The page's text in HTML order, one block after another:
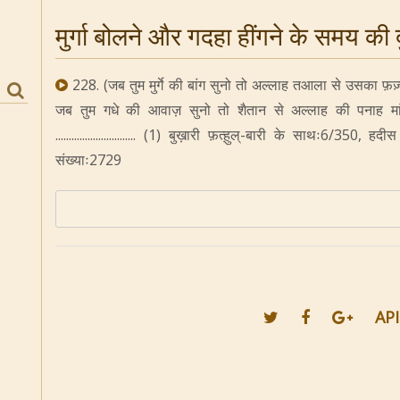
मुर्गा बोलने और गदहा हींगने के समय
228. (जब तुम मुर्गे की बांग सुनो तो अल्लाह तआला से उसका
जब तुम गधे की आवाज़ सुनो तो शैतान से अल्लाह की पनाह
.............................. (1) बुख़ारी फ़त्ह़ुल्-बारी के साथः6/350,
संख्याः2729
API